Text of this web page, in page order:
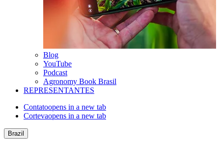
Blog
YouTube
Podcast
Agronomy Book Brasil
REPRESENTANTES
Contatoopens in a new tab
Cortevaopens in a new tab
Brazil